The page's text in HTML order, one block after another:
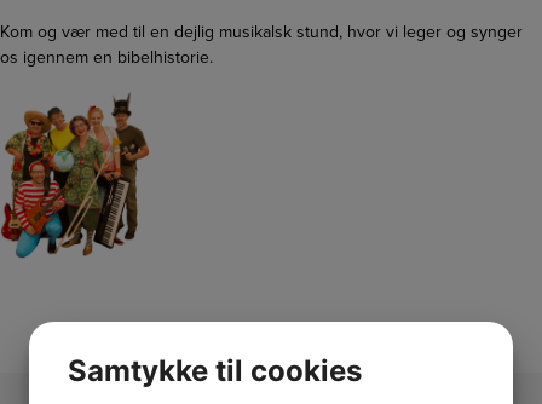
Kom og vær med til en dejlig musikalsk stund, hvor vi leger og synger
os igennem en bibelhistorie.
Samtykke til cookies